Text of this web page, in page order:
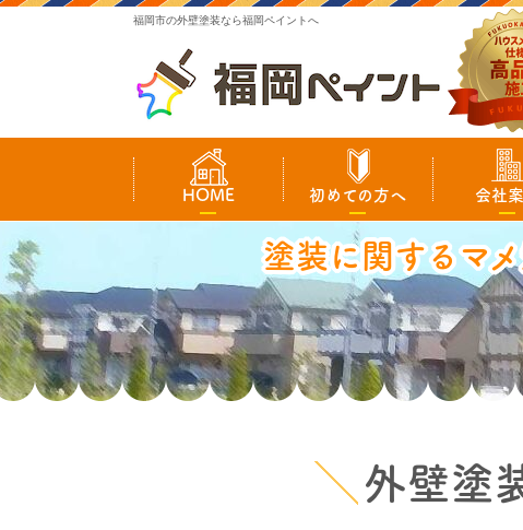
福岡市の外壁塗装なら福岡ペイントへ
HOME 初めての方へ 会社
塗装に関するマ
外壁塗